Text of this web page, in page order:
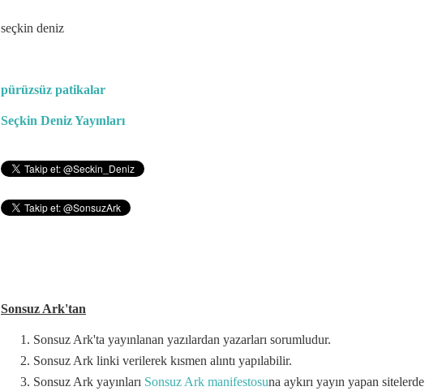
seçkin deniz
pürüzsüz patikalar
Seçkin Deniz Yayınları
Sonsuz Ark'tan
Sonsuz Ark'ta yayınlanan yazılardan yazarları sorumludur.
Sonsuz Ark linki verilerek kısmen alıntı yapılabilir.
Sonsuz Ark yayınları Sonsuz Ark manifestosuna aykırı yayın yapan sitelerde